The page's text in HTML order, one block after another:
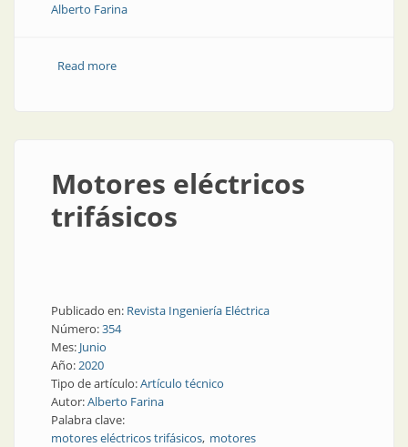
Alberto Farina
Read moreabout Motores eléctricos trifásicos
Motores eléctricos
trifásicos
Publicado en: Revista Ingeniería Eléctrica
Número:354
Mes: Junio
Año:2020
Tipo de artículo:Artículo técnico
Autor:Alberto Farina
Palabra clave:
motores eléctricos trifásicos motores